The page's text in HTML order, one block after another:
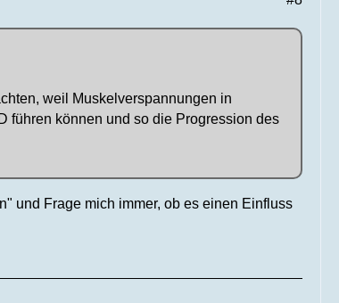
weil Muskelverspannungen in
führen können und so die Progression des
und Frage mich immer, ob es einen Einfluss